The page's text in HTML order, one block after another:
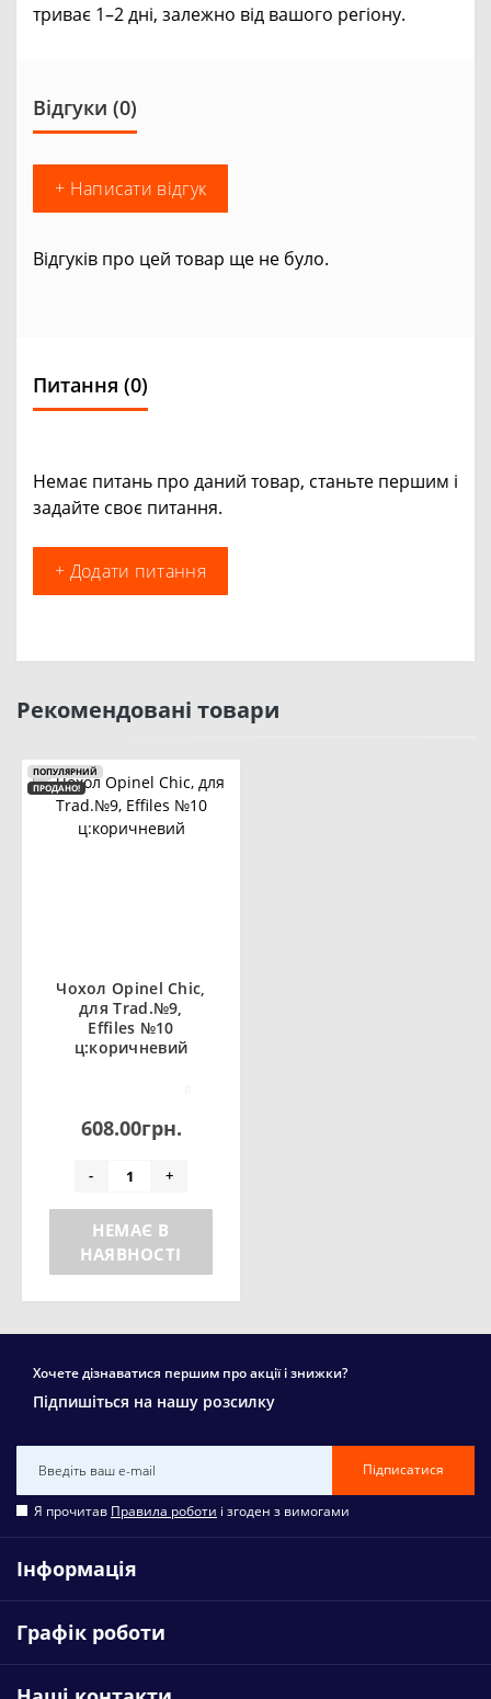
триває 1–2 дні, залежно від вашого регіону.
Відгуки (0)
+ Написати відгук
Відгуків про цей товар ще не було.
Питання (0)
Немає питань про даний товар, станьте першим і
задайте своє питання.
+ Додати питання
Рекомендовані товари
ПОПУЛЯРНИЙ
ПРОДАНО!
Чохол Opinel Chic,
для Trad.№9,
Effiles №10
ц:коричневий
608.00грн.
- +
НЕМАЄ В
НАЯВНОСТІ
Хочете дізнаватися першим про акції і знижки?
Підпишіться на нашу розсилку
Підписатися
Я прочитав Правила роботи і згоден з вимогами
Інформація
Графік роботи